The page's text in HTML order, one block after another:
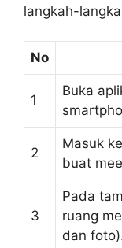
langkah-
No
1
Buka
2
Masuk
buat
3
Pada
ruang
dan